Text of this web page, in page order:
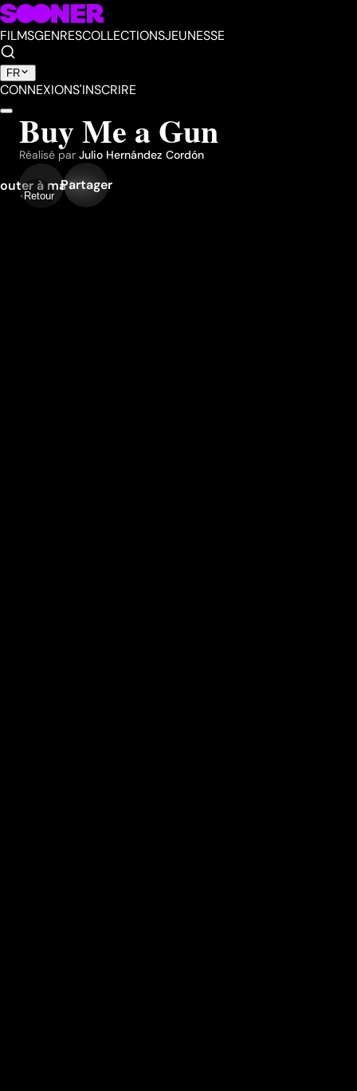
FILMSGENRESCOLLECTIONSJEUNESSE
FR
CONNEXIONS'INSCRIRE
Retour
Buy Me a Gun
Réalisé par Julio Hernández Cordón
à ma liste
Partager